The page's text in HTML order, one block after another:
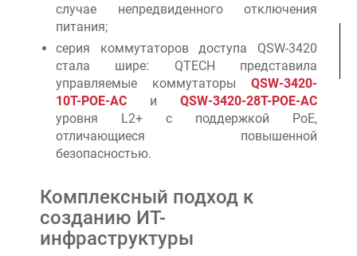
случае непредвиденного отключения
питания;
серия коммутаторов доступа QSW-3420
стала шире: QTECH представила
управляемые коммутаторы QSW-3420-
10T-POE-AC и QSW-3420-28T-POE-AC
уровня L2+ с поддержкой PoE,
отличающиеся повышенной
безопасностью.
Комплексный подход к
созданию ИТ-
инфраструктуры